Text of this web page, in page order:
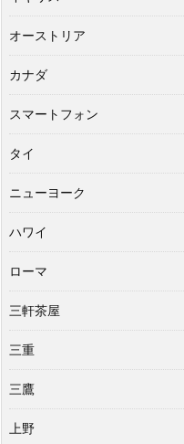
オーストリア
カナダ
スマートフォン
タイ
ニューヨーク
ハワイ
ローマ
三軒茶屋
三重
三鷹
上野